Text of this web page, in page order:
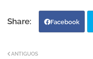
Facebook
ANTIGUOS